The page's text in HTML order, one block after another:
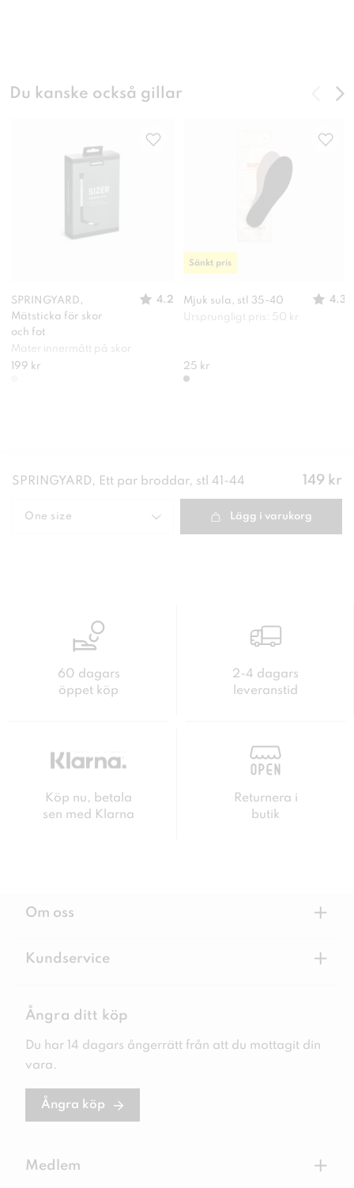
Du kanske också gillar
SPRINGYARD,
Mätsticka för skor
och fot
4.2
Mäter innermått på skor
199 kr
Mjuk sula, stl 35-40
4.3
Ursprungligt pris: 50 kr
25 kr
Sänkt pris
SPRINGYARD, Ett par broddar, stl 41-44 Pris:
149 kr
One size Lägg i varukorg
60 dagars
öppet köp
2-4 dagars
leveranstid
Köp nu, betala
sen med Klarna
Returnera i
butik
Om oss +
Kundservice +
Ångra ditt köp
Du har 14 dagars ångerrätt från att du mottagit din
vara.
Ångra köp
Medlem +